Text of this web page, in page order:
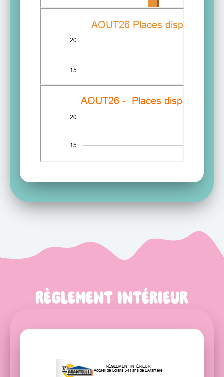
Règlement intérieur